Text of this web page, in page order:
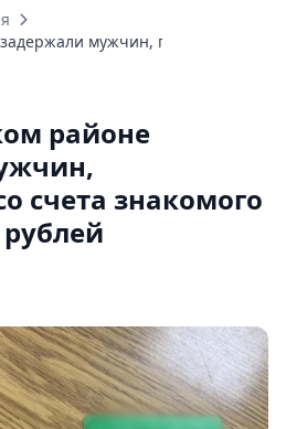
мужчин, похитивших со
районе
счета знакомого